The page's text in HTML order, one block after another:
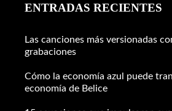
ENTRADAS RECIENTES
Las canciones más versionadas
grabaciones
Cómo la economía azul puede
economía de Belice